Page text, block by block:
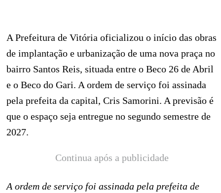
A Prefeitura de Vitória oficializou o início das obras
de implantação e urbanização de uma nova praça no
bairro Santos Reis, situada entre o Beco 26 de Abril
e o Beco do Gari. A ordem de serviço foi assinada
pela prefeita da capital, Cris Samorini. A previsão é
que o espaço seja entregue no segundo semestre de
2027.
Continua após a publicidade
A ordem de serviço foi assinada pela prefeita de